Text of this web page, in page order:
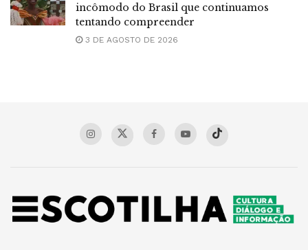
incômodo do Brasil que continuamos
tentando compreender
3 DE AGOSTO DE 2026